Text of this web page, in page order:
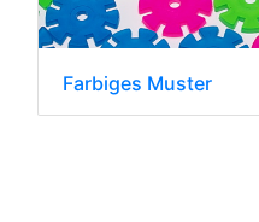
Farbiges Muster